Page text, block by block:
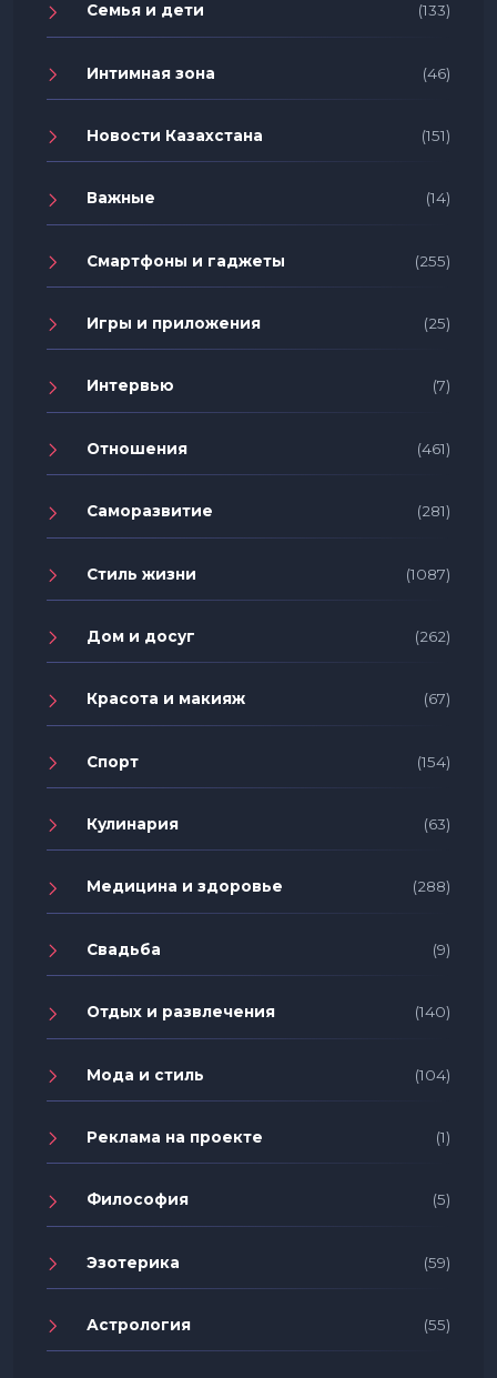
Семья и дети (133)
Интимная зона (46)
Новости Казахстана (151)
Важные (14)
Смартфоны и гаджеты (255)
Игры и приложения (25)
Интервью (7)
Отношения (461)
Саморазвитие (281)
Стиль жизни (1087)
Дом и досуг (262)
Красота и макияж (67)
Спорт (154)
Кулинария (63)
Медицина и здоровье (288)
Свадьба (9)
Отдых и развлечения (140)
Мода и стиль (104)
Реклама на проекте (1)
Философия (5)
Эзотерика (59)
Астрология (55)